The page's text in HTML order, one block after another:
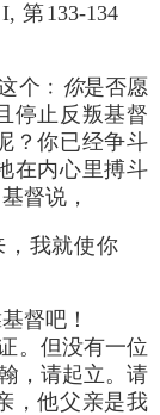
第133-134
个﹕ 你是否愿
停止反叛基督
？你已经争斗
在内心里搏斗
督说，
我就使你
督吧！
。但没有一位
，请起立。请
，他父亲是我